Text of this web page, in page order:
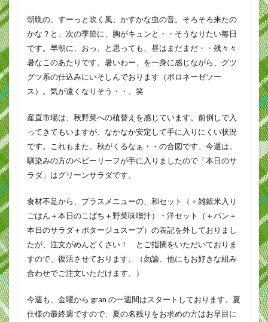
朝晩の、すーっと吹く風、かすかな虫の音。そろそろ来たの
かな？と、次の季節に、胸がキュンと・・そうなりたい毎日
です。早朝に、おっ、と思っても、昼はまだまだ・・残々々
暑なこのあたりです。暑いわー、を一身に感じながら、グツ
グツ系の仕込みにいそしんでおります（ボロネーゼソー
ス）。気が遠くなりそう・・。笑
産直市場は、秋野菜への植替えを感じています。前倒しで入
ってきてもいますが、なかなか安定して手に入りにくい状況
です。これもまた、秋がくるなぁ・・の合図です。今週は、
馴染みの方のベビーリーフが手に入りましたので「本日のサ
ラダ」はグリーンサラダです。
食材不足から、プラスメニューの、和セット（＋雑穀米入り
ごはん＋本日のこばち＋野菜味噌汁）・洋セット（＋パン＋
本日のサラダ＋ポタージュスープ）の表記を外しておりまし
たが、注文がめんどくさい！ とご指摘をいただいておりま
すので、復活させております。（勿論、他にもお好きな組み
合わせでご注文いただけます。）
今週も、金曜から gran の一週間はスタートしております。夏
仕様の最終週ですので、夏の名残りをお求めの方はお早目に